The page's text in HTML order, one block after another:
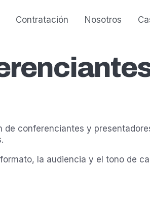
Contratación Nosotros
conferenciantes y
la audiencia y el tono de